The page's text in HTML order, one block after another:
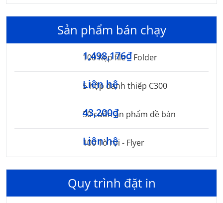
Sản phẩm bán chạy
100 Kẹp file – Folder
1,498,176₫
5 hộp danh thiếp C300
Liên hệ
50 cuốn ấn phẩm đề bàn
43,200₫
100 Tờ rơi - Flyer
Liên hệ
Quy trình đặt in